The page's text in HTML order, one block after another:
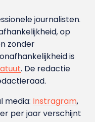
journalisten.
op
zonder
is
. De redactie
media: Instragram,
per jaar verschijnt